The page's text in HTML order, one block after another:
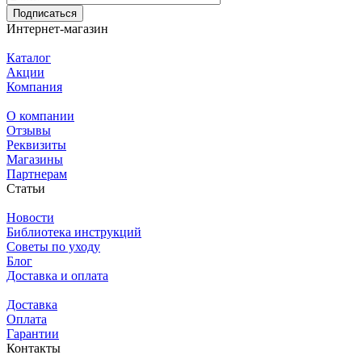
Подписаться
Интернет-магазин
Каталог
Акции
Компания
О компании
Отзывы
Реквизиты
Магазины
Партнерам
Статьи
Новости
Библиотека инструкций
Советы по уходу
Блог
Доставка и оплата
Доставка
Оплата
Гарантии
Контакты